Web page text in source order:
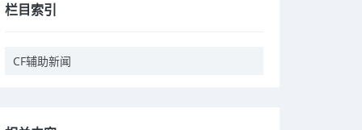
栏目索引
CF辅助新闻